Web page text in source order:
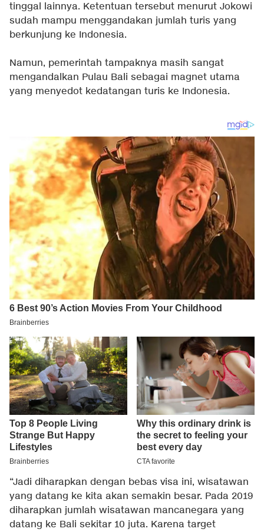
tinggal lainnya. Ketentuan tersebut menurut Jokowi
sudah mampu menggandakan jumlah turis yang
berkunjung ke Indonesia.
Namun, pemerintah tampaknya masih sangat
mengandalkan Pulau Bali sebagai magnet utama
yang menyedot kedatangan turis ke Indonesia.
“Jadi diharapkan dengan bebas visa ini, wisatawan
yang datang ke kita akan semakin besar. Pada 2019
diharapkan jumlah wisatawan mancanegara yang
datang ke Bali sekitar 10 juta. Karena target